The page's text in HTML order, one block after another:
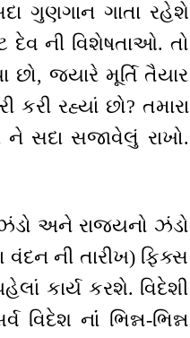
ગુણગાન ગાતા રહેશે
ની વિશેષતાઓ. તો
જ્યારે મૂર્તિ તૈયાર
રહ્યાં છો? તમારા
ને સદા સજાવેલું રાખો.
અને રાજ્યનો ઝંડો
વંદન ની તારીખ) ફિક્સ
કાર્ય કરશે. વિદેશી
વિદેશ નાંં ભિન્ન-ભિન્ન